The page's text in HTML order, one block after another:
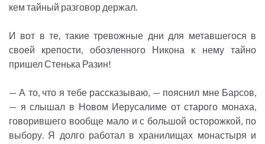
кем тайный разговор держал.
И вот в те, такие тревожные дни для метавшегося в
своей крепости, обозленного Никона к нему тайно
пришел Стенька Разин!
— А то, что я тебе рассказываю, — пояснил мне Барсов,
— я слышал в Новом Иерусалиме от старого монаха,
говорившего вообще мало и с большой осторожкой, по
выбору. Я долго работал в хранилищах монастыря и